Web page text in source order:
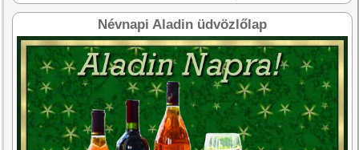
Névnapi Aladin üdvözlőlap